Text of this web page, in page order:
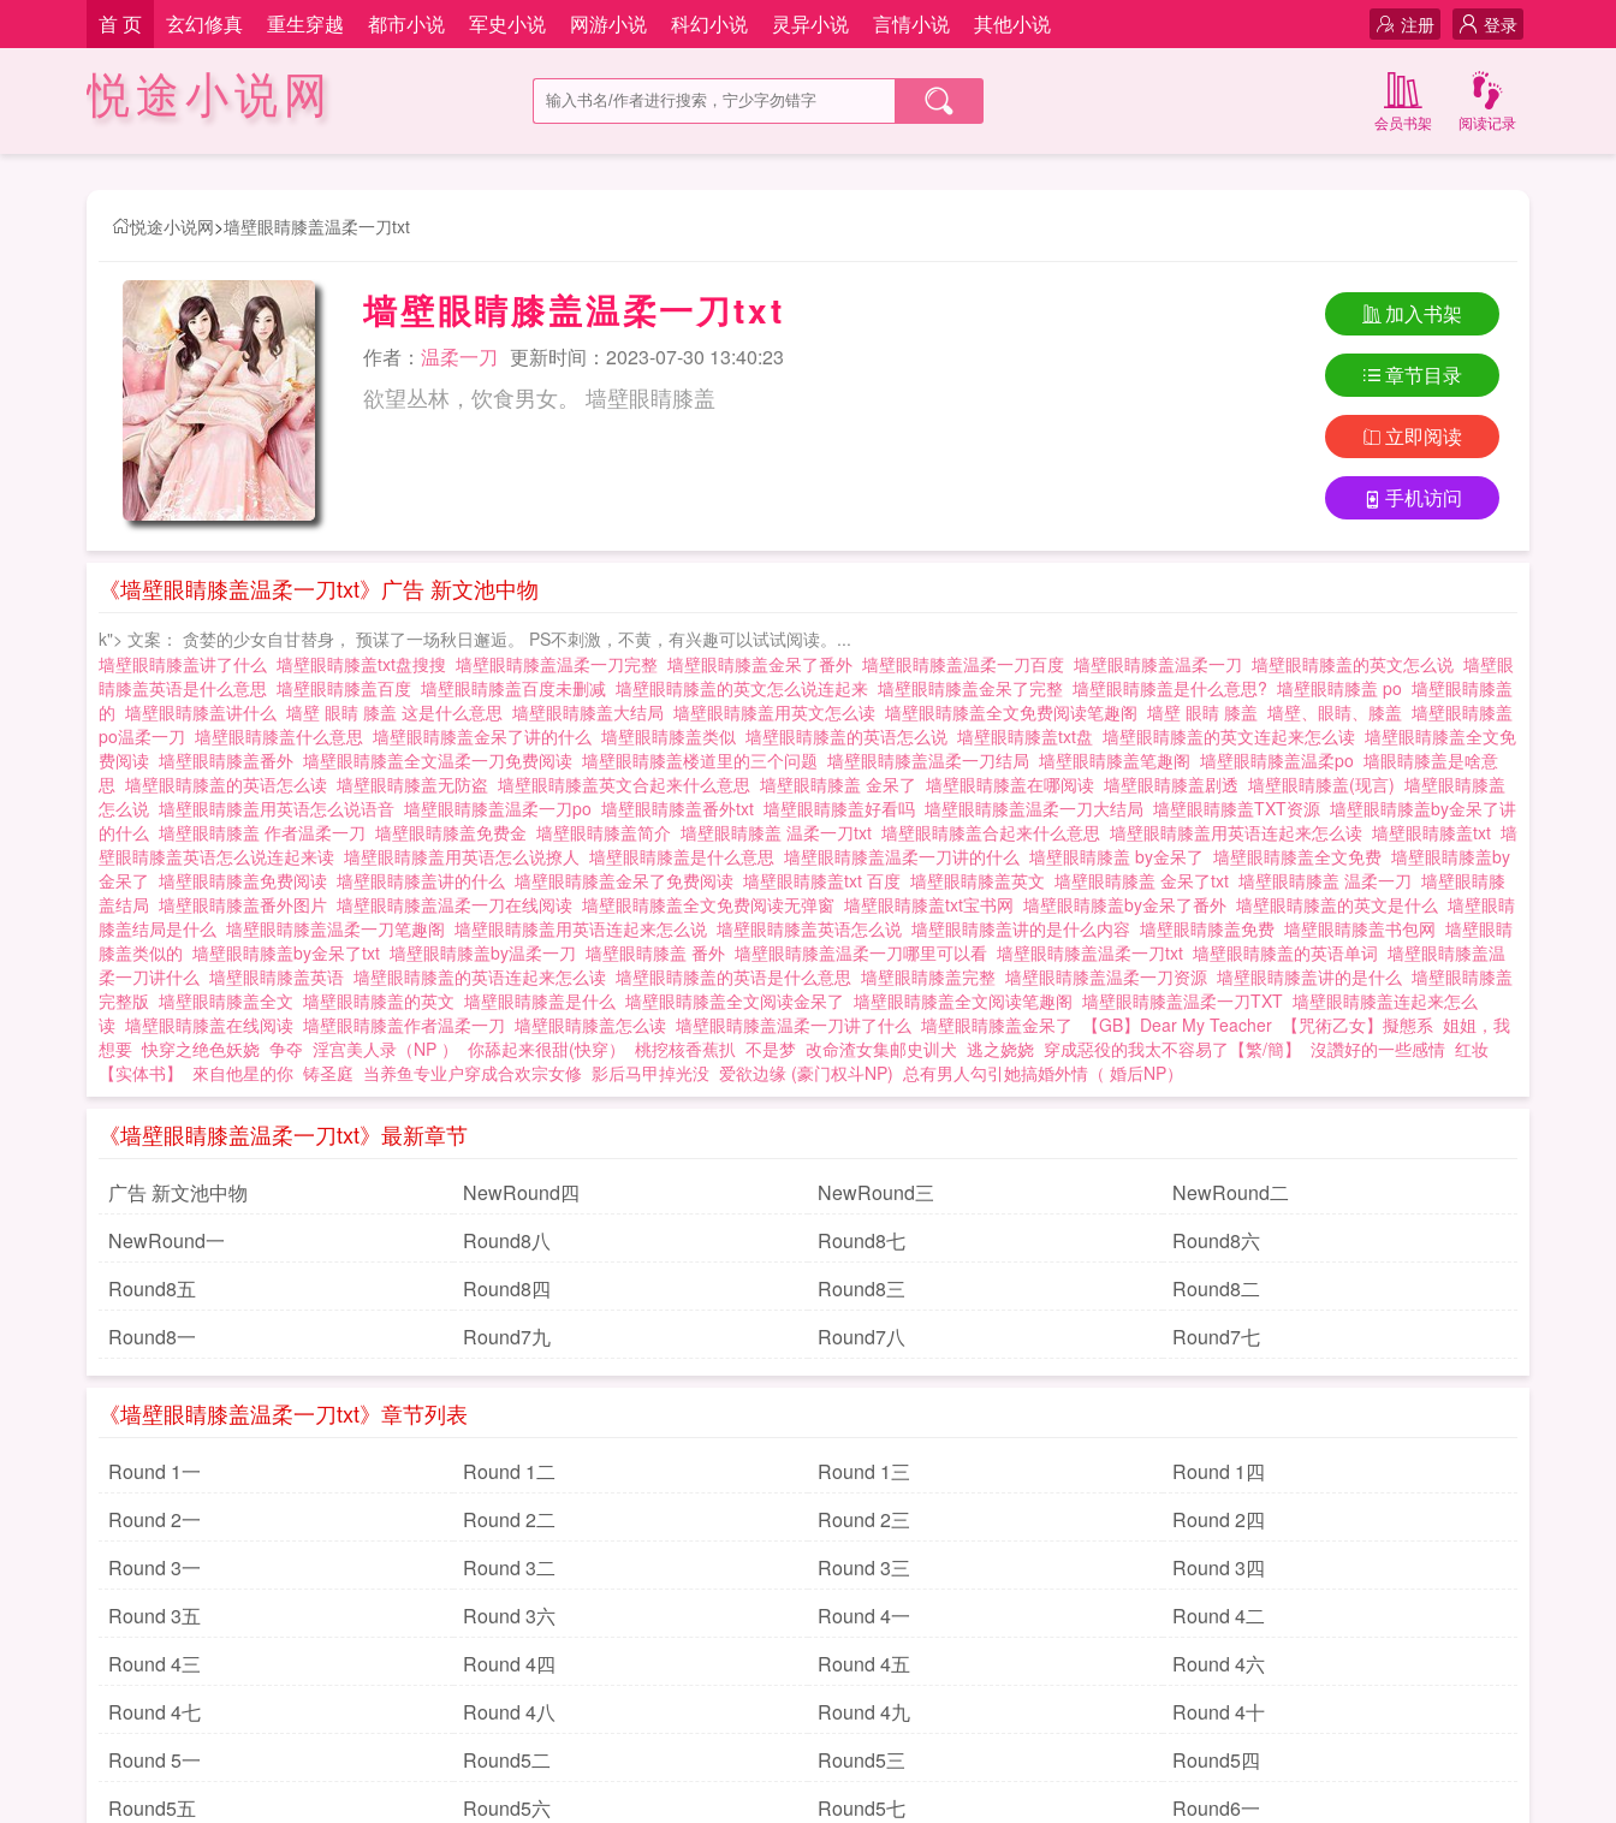
首 页 玄幻修真 重生穿越 都市小说 军史小说 网游小说 科幻小说 灵异小说 言情小说 其他小说 登录
注册
悦途小说网 阅读记录
会员书架
悦途小说网>墙壁眼睛膝盖温柔一刀txt
墙壁眼睛膝盖温柔一刀txt
作者： 温柔一刀 更新时间：2023-07-30 13:40:23
欲望丛林，饮食男女。 墙壁眼睛膝盖
加入书架
章节目录
立即阅读
手机访问
《墙壁眼睛膝盖温柔一刀txt》广告 新文池中物
k"> 文案： 贪婪的少女自甘替身， 预谋了一场秋日邂逅。 PS不刺激，不黄，有兴趣可以试试阅读。...
墙壁眼睛膝盖讲了什么 墙壁眼睛膝盖txt盘搜搜 墙壁眼睛膝盖温柔一刀完整 墙壁眼睛膝盖金呆了番外 墙壁眼睛膝盖温柔一刀百度 墙壁眼睛膝盖温柔一刀 墙壁眼睛膝盖的英文怎么说 墙壁眼
睛膝盖英语是什么意思 墙壁眼睛膝盖百度 墙壁眼睛膝盖百度未删减 墙壁眼睛膝盖的英文怎么说连起来 墙壁眼睛膝盖金呆了完整 墙壁眼睛膝盖是什么意思? 墙壁眼睛膝盖 po 墙壁眼睛膝盖
的 墙壁眼睛膝盖讲什么 墙壁 眼睛 膝盖 这是什么意思 墙壁眼睛膝盖大结局 墙壁眼睛膝盖用英文怎么读 墙壁眼睛膝盖全文免费阅读笔趣阁 墙壁 眼睛 膝盖 墙壁、眼睛、膝盖 墙壁眼睛膝盖
po温柔一刀 墙壁眼睛膝盖什么意思 墙壁眼睛膝盖金呆了讲的什么 墙壁眼睛膝盖类似 墙壁眼睛膝盖的英语怎么说 墙壁眼睛膝盖txt盘 墙壁眼睛膝盖的英文连起来怎么读 墙壁眼睛膝盖全文免
费阅读 墙壁眼睛膝盖番外 墙壁眼睛膝盖全文温柔一刀免费阅读 墙壁眼睛膝盖楼道里的三个问题 墙壁眼睛膝盖温柔一刀结局 墙壁眼睛膝盖笔趣阁 墙壁眼睛膝盖温柔po 墙眼睛膝盖是啥意
思 墙壁眼睛膝盖的英语怎么读 墙壁眼睛膝盖无防盗 墙壁眼睛膝盖英文合起来什么意思 墙壁眼睛膝盖 金呆了 墙壁眼睛膝盖在哪阅读 墙壁眼睛膝盖剧透 墙壁眼睛膝盖(现言) 墙壁眼睛膝盖
怎么说 墙壁眼睛膝盖用英语怎么说语音 墙壁眼睛膝盖温柔一刀po 墙壁眼睛膝盖番外txt 墙壁眼睛膝盖好看吗 墙壁眼睛膝盖温柔一刀大结局 墙壁眼睛膝盖TXT资源 墙壁眼睛膝盖by金呆了讲
的什么 墙壁眼睛膝盖 作者温柔一刀 墙壁眼睛膝盖免费金 墙壁眼睛膝盖简介 墙壁眼睛膝盖 温柔一刀txt 墙壁眼睛膝盖合起来什么意思 墙壁眼睛膝盖用英语连起来怎么读 墙壁眼睛膝盖txt 墙
壁眼睛膝盖英语怎么说连起来读 墙壁眼睛膝盖用英语怎么说撩人 墙壁眼睛膝盖是什么意思 墙壁眼睛膝盖温柔一刀讲的什么 墙壁眼睛膝盖 by金呆了 墙壁眼睛膝盖全文免费 墙壁眼睛膝盖by
金呆了 墙壁眼睛膝盖免费阅读 墙壁眼睛膝盖讲的什么 墙壁眼睛膝盖金呆了免费阅读 墙壁眼睛膝盖txt 百度 墙壁眼睛膝盖英文 墙壁眼睛膝盖 金呆了txt 墙壁眼睛膝盖 温柔一刀 墙壁眼睛膝
盖结局 墙壁眼睛膝盖番外图片 墙壁眼睛膝盖温柔一刀在线阅读 墙壁眼睛膝盖全文免费阅读无弹窗 墙壁眼睛膝盖txt宝书网 墙壁眼睛膝盖by金呆了番外 墙壁眼睛膝盖的英文是什么 墙壁眼睛
膝盖结局是什么 墙壁眼睛膝盖温柔一刀笔趣阁 墙壁眼睛膝盖用英语连起来怎么说 墙壁眼睛膝盖英语怎么说 墙壁眼睛膝盖讲的是什么内容 墙壁眼睛膝盖免费 墙壁眼睛膝盖书包网 墙壁眼睛
膝盖类似的 墙壁眼睛膝盖by金呆了txt 墙壁眼睛膝盖by温柔一刀 墙壁眼睛膝盖 番外 墙壁眼睛膝盖温柔一刀哪里可以看 墙壁眼睛膝盖温柔一刀txt 墙壁眼睛膝盖的英语单词 墙壁眼睛膝盖温
柔一刀讲什么 墙壁眼睛膝盖英语 墙壁眼睛膝盖的英语连起来怎么读 墙壁眼睛膝盖的英语是什么意思 墙壁眼睛膝盖完整 墙壁眼睛膝盖温柔一刀资源 墙壁眼睛膝盖讲的是什么 墙壁眼睛膝盖
完整版 墙壁眼睛膝盖全文 墙壁眼睛膝盖的英文 墙壁眼睛膝盖是什么 墙壁眼睛膝盖全文阅读金呆了 墙壁眼睛膝盖全文阅读笔趣阁 墙壁眼睛膝盖温柔一刀TXT 墙壁眼睛膝盖连起来怎么
读 墙壁眼睛膝盖在线阅读 墙壁眼睛膝盖作者温柔一刀 墙壁眼睛膝盖怎么读 墙壁眼睛膝盖温柔一刀讲了什么 墙壁眼睛膝盖金呆了 【GB】Dear My Teacher 【咒術乙女】擬態系 姐姐，我
想要 快穿之绝色妖娆 争夺 淫宫美人录（NP ） 你舔起来很甜(快穿） 桃挖核香蕉扒 不是梦 改命渣女集邮史训犬 逃之娆娆 穿成惡役的我太不容易了【繁/簡】 沒讚好的一些感情 红妆
【实体书】
來自他星的你 铸圣庭 当养鱼专业户穿成合欢宗女修 影后马甲掉光没 爱欲边缘 (豪门权斗NP) 总有男人勾引她搞婚外情（ 婚后NP）
《墙壁眼睛膝盖温柔一刀txt》最新章节
广告 新文池中物 NewRound四 NewRound三
NewRound二
NewRound一
Round8八 Round8七
Round8六
Round8五
Round8四 Round8三
Round8二
Round8一
Round7九 Round7八 Round7七
《墙壁眼睛膝盖温柔一刀txt》章节列表
Round 1一 Round 1二 Round 1三
Round 1四
Round 2一
Round 2二 Round 2三
Round 2四
Round 3一
Round 3二 Round 3三
Round 3四
Round 3五
Round 3六 Round 4一
Round 4二
Round 4三
Round 4四 Round 4五
Round 4六
Round 4七
Round 4八 Round 4九
Round 4十
Round 5一
Round5二 Round5三
Round5四
Round5五
Round5六 Round5七
Round6一